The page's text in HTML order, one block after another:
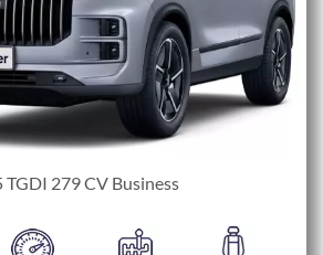
TGDI 279 CV Business